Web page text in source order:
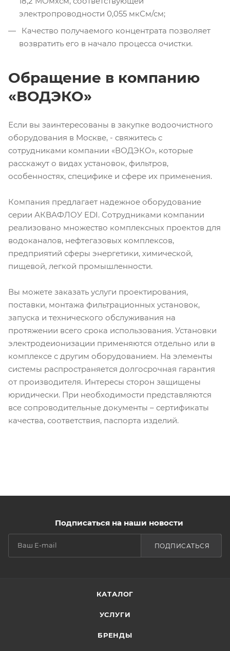
электропроводности 0,055 мкСм/см;
Качество получаемого концентрата позволяет
возвратить его в начало процесса очистки.
Обращение в компанию
«ВОДЭКО»
Если вы заинтересованы в закупке водоочистного
оборудования в Москве, - свяжитесь с
сотрудниками компании «ВОДЭКО», которые
расскажут о видах установок, фильтров,
особенностях, специфике и сфере их применения.
Компания предлагает надежное оборудование
серии АКВАФЛОУ EDI. Сотрудниками компании
реализовано множество комплексных проектов для
водоканалов, нефтегазовых комплексов,
предприятий сферы энергетики, химической,
пищевой, легкой промышленности.
Вы можете заказать услуги проектирования,
поставки, монтажа фильтрационных установок,
запуска и технического обслуживания на
протяжении всего срока использования. Установки
электродеионизации применяются отдельно или в
комплексе с другим оборудованием. На элементы
системы распространяется долгосрочная гарантия
от производителя. Интересы сторон защищены
юридически. При необходимости представляются
все сопроводительные документы – сертификаты
качества, соответствия, паспорта изделий.
Подписаться на наши новости
ПОДПИСАТЬСЯ
КАТАЛОГ
УСЛУГИ
БРЕНДЫ